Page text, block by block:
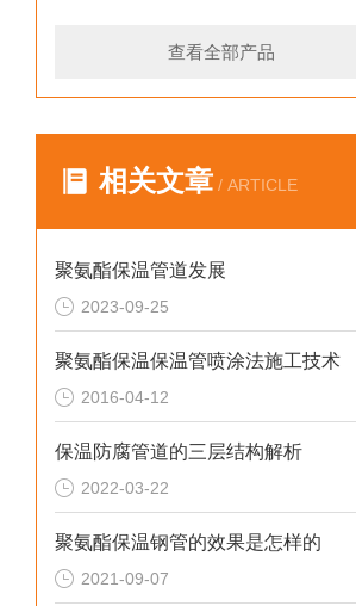
查看全部产品
相关文章 / ARTICLE
聚氨酯保温管道发展
2023-09-25
聚氨酯保温保温管喷涂法施工技术
2016-04-12
保温防腐管道的三层结构解析
2022-03-22
聚氨酯保温钢管的效果是怎样的
2021-09-07